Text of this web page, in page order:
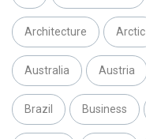
Architecture Arctic
Australia Austria
Brazil Business